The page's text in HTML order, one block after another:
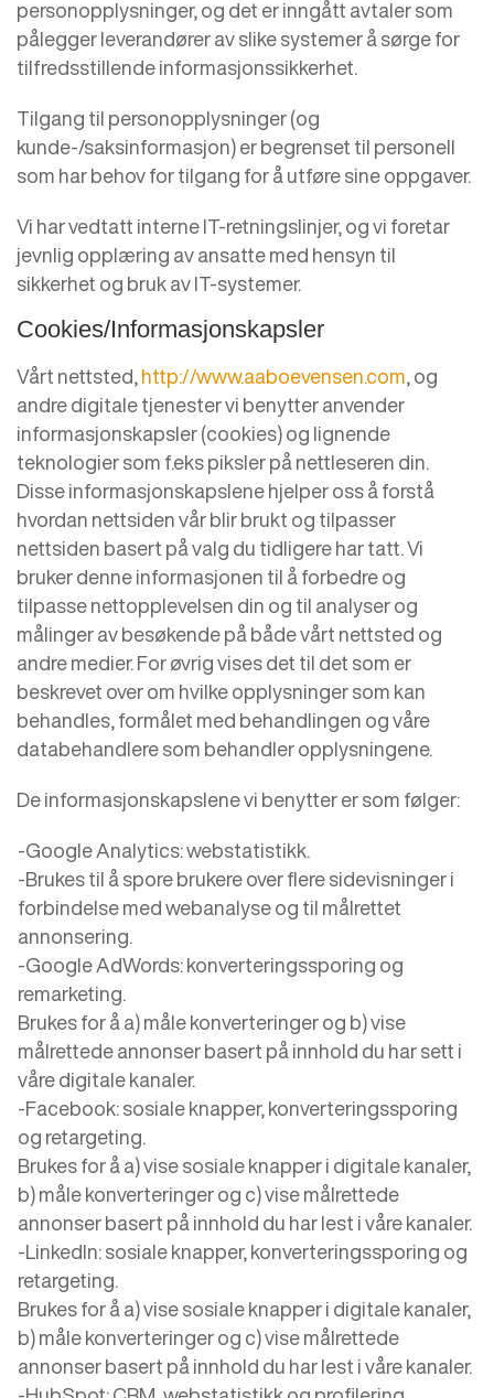
personopplysninger, og det er inngått avtaler som
pålegger leverandører av slike systemer å sørge for
tilfredsstillende informasjonssikkerhet.
Tilgang til personopplysninger (og
kunde-/saksinformasjon) er begrenset til personell
som har behov for tilgang for å utføre sine oppgaver.
Vi har vedtatt interne IT-retningslinjer, og vi foretar
jevnlig opplæring av ansatte med hensyn til
sikkerhet og bruk av IT-systemer.
Cookies/Informasjonskapsler
Vårt nettsted,http://www.aaboevensen.com, og
andre digitale tjenester vi benytter anvender
informasjonskapsler (cookies) og lignende
teknologier som f.eks piksler på nettleseren din.
Disse informasjonskapslene hjelper oss å forstå
hvordan nettsiden vår blir brukt og tilpasser
nettsiden basert på valg du tidligere har tatt. Vi
bruker denne informasjonen til å forbedre og
tilpasse nettopplevelsen din og til analyser og
målinger av besøkende på både vårt nettsted og
andre medier. For øvrig vises det til det som er
beskrevet over om hvilke opplysninger som kan
behandles, formålet med behandlingen og våre
databehandlere som behandler opplysningene.
De informasjonskapslene vi benytter er som følger:
-Google Analytics: webstatistikk.
-Brukes til å spore brukere over flere sidevisninger i
forbindelse med webanalyse og til målrettet
annonsering.
-Google AdWords: konverteringssporing og
remarketing.
Brukes for å a) måle konverteringer og b) vise
målrettede annonser basert på innhold du har sett i
våre digitale kanaler.
-Facebook: sosiale knapper, konverteringssporing
og retargeting.
Brukes for å a) vise sosiale knapper i digitale kanaler,
b) måle konverteringer og c) vise målrettede
annonser basert på innhold du har lest i våre kanaler.
-LinkedIn: sosiale knapper, konverteringssporing og
retargeting.
Brukes for å a) vise sosiale knapper i digitale kanaler,
b) måle konverteringer og c) vise målrettede
annonser basert på innhold du har lest i våre kanaler.